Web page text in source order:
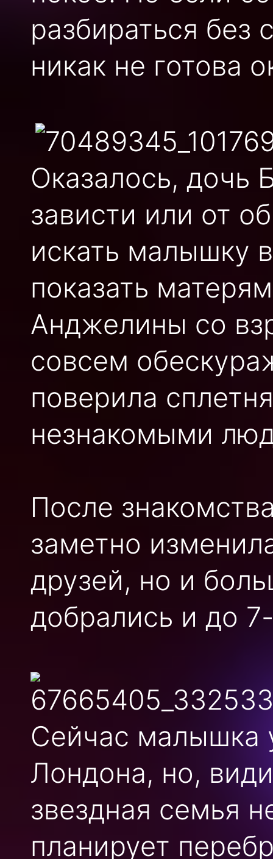
разбираться без
никак не готова
Оказалось, дочь
зависти или от
искать малышку
показать
Анджелины со
совсем
поверила
незнакомыми
После
заметно
друзей, но и
добрались и до
Сейчас малышка
Лондона, но,
звездная семья
планирует